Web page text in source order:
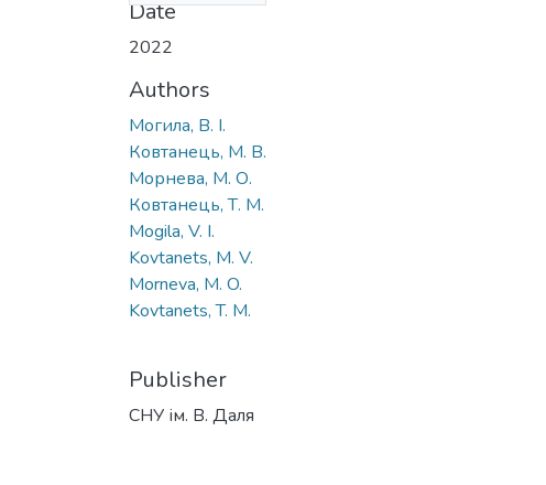
Date
2022
Authors
Могила, В. І.
Ковтанець, М. В.
Морнева, М. О.
Ковтанець, Т. М.
Mogila, V. I.
Kovtanets, M. V.
Morneva, M. O.
Kovtanets, T. M.
Publisher
СНУ ім. В. Даля